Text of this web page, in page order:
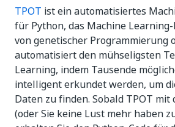
TPOT ist ein automatisiertes
für Python, das Machine
von genetischer Programmierung
automatisiert den mühseligsten
Learning, indem Tausende
intelligent erkundet werden, um
Daten zu finden. Sobald TPOT
(oder Sie keine Lust mehr haben